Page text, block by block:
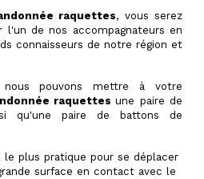
raquettes, vous serez
l'un de nos accompagnateurs en
connaisseurs de notre région et
pouvons mettre à votre
raquettesune paire de
qu'une paire de battons de
plus pratique pour se déplacer
surface en contact avec le